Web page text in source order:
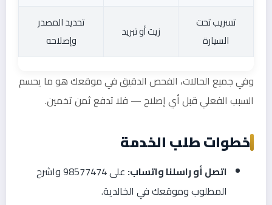
تسريب تحت
السيارة
زيت أو تبريد
تحديد المصدر
وإصلاحه
وفي جميع الحالات، الفحص الدقيق في موقعك هو ما يحسم
السبب الفعلي قبل أي إصلاح — فلا تدفع ثمن تخمين.
خطوات طلب الخدمة
اتصل أو راسلنا واتساب:
على 98577474 واشرح
المطلوب وموقعك في الخالدية.